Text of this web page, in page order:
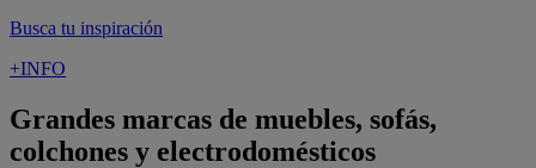
Busca tu inspiración
+INFO
Grandes marcas de muebles, sofás,
colchones y electrodomésticos